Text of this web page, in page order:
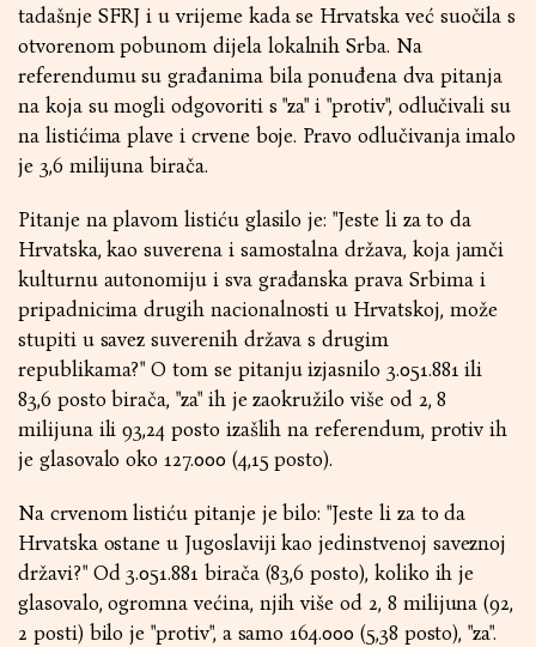
tadašnje SFRJ i u vrijeme kada se Hrvatska već suočila s
otvorenom pobunom dijela lokalnih Srba. Na
referendumu su građanima bila ponuđena dva pitanja
na koja su mogli odgovoriti s "za" i "protiv", odlučivali su
na listićima plave i crvene boje. Pravo odlučivanja imalo
je 3,6 milijuna birača.
Pitanje na plavom listiću glasilo je: "Jeste li za to da
Hrvatska, kao suverena i samostalna država, koja jamči
kulturnu autonomiju i sva građanska prava Srbima i
pripadnicima drugih nacionalnosti u Hrvatskoj, može
stupiti u savez suverenih država s drugim
republikama?" O tom se pitanju izjasnilo 3.051.881 ili
83,6 posto birača, "za" ih je zaokružilo više od 2, 8
milijuna ili 93,24 posto izašlih na referendum, protiv ih
je glasovalo oko 127.000 (4,15 posto).
Na crvenom listiću pitanje je bilo: "Jeste li za to da
Hrvatska ostane u Jugoslaviji kao jedinstvenoj saveznoj
državi?" Od 3.051.881 birača (83,6 posto), koliko ih je
glasovalo, ogromna većina, njih više od 2, 8 milijuna (92,
2 posti) bilo je "protiv", a samo 164.000 (5,38 posto), "za".